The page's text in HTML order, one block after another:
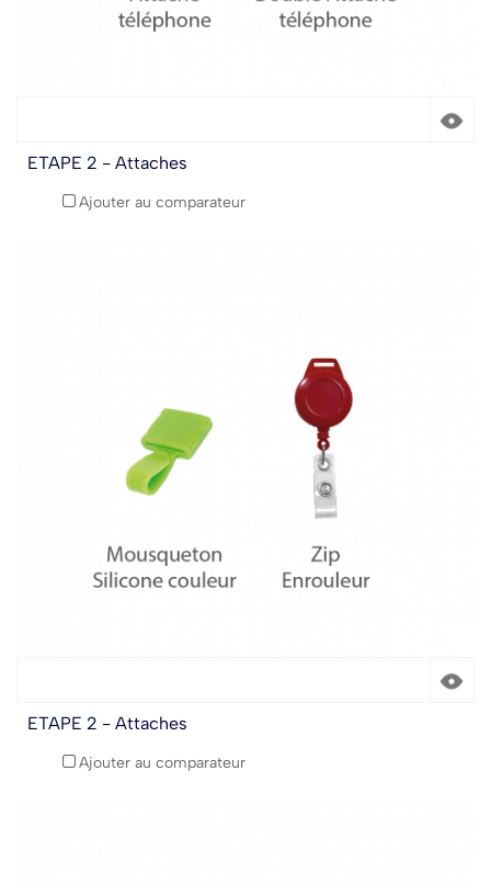
ETAPE 2 - Attaches
Ajouter au comparateur
ETAPE 2 - Attaches
Ajouter au comparateur